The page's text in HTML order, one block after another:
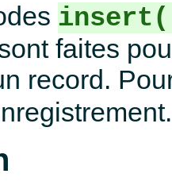
faites
record.